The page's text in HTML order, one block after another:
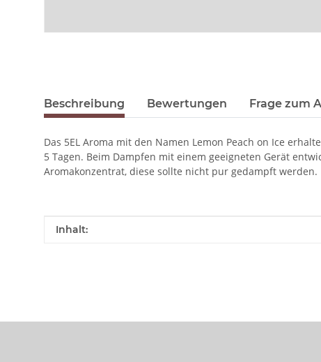
Beschreibung Bewertungen Frage zum
Das 5EL Aroma mit den Namen Lemon Peach on Ice
5 Tagen. Beim Dampfen mit einem geeigneten Gerät
Aromakonzentrat, diese sollte nicht pur gedampft werden.
Produkteigenschaft
Wert
Inhalt: